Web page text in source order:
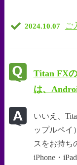
2024.10.07 ご
Titan FX
は、
いいえ、
ップルペイ
スをお持ち
iPhone・